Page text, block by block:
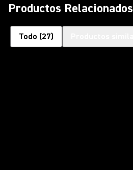
Productos Relacionados
Todo (27)